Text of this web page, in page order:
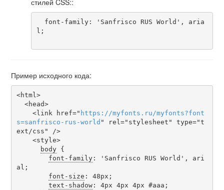
стилей CSS::
l;
Пример исходного кода:
<html>
    <link href="
https ://myfonts . ru /myfonts?font
s=sanfrisco-rus-world " rel="stylesheet" type="t
ext/css" />
body {
font-family: 'Sanfrisco RUS World', ari
al;
font-size : 48px;
text-shadow: 4px 4px 4px #aaa;